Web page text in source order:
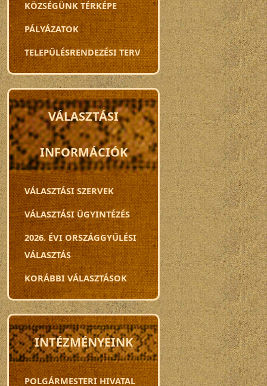
KÖZSÉGÜNK TÉRKÉPE
PÁLYÁZATOK
TELEPÜLÉSRENDEZÉSI TERV
VÁLASZTÁSI
INFORMÁCIÓK
VÁLASZTÁSI SZERVEK
VÁLASZTÁSI ÜGYINTÉZÉS
2026. ÉVI ORSZÁGGYŰLÉSI
VÁLASZTÁS
KORÁBBI VÁLASZTÁSOK
INTÉZMÉNYEINK
POLGÁRMESTERI HIVATAL